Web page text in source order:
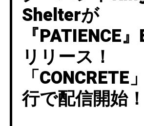
Shelterが
『PATIENCE
リリース！
「CONCRETE
行で配信開始！